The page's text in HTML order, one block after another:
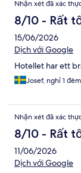
Nhận xét đã xác
8/10 - Rất
15/06/2026
Dịch với Google
Hotellet har ett
Josef, nghỉ 1 đêm
Nhận xét đã xác
8/10 - Rất
11/06/2026
Dịch với Google